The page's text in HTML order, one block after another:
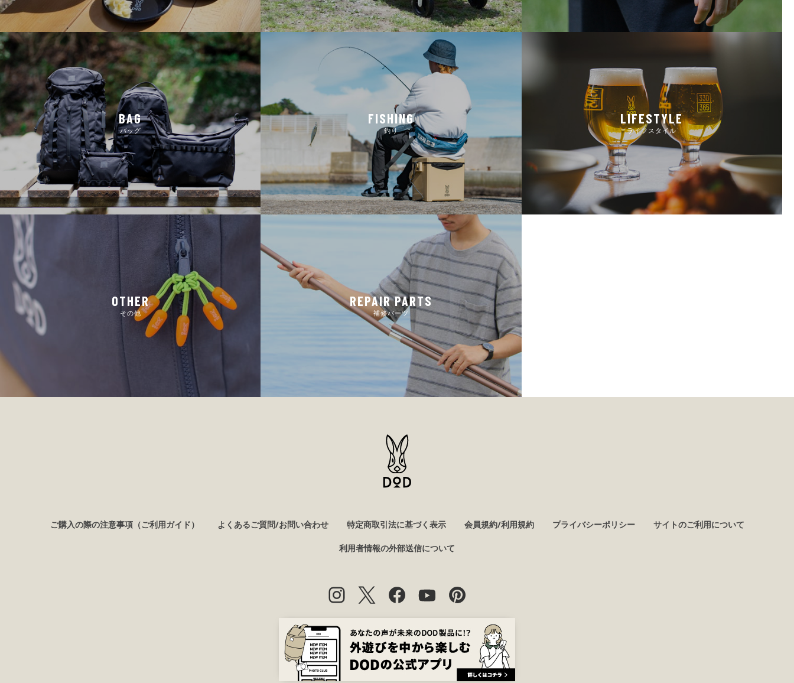
BAG
バッグ
FISHING
釣り
LIFESTYLE
ライフスタイル
OTHER
その他
REPAIR PARTS
補修パーツ
ご購入の際の注意事項（ご利用ガイド） よくあるご質問/お問い合わせ 特定商取引法に基づく表示 会員規約/利用規約 プライバシーポリシー サイトのご利用について
利用者情報の外部送信について